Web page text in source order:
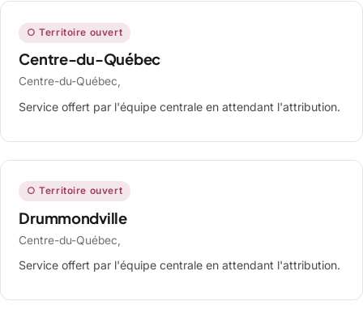
○ Territoire ouvert
Centre-du-Québec
Centre-du-Québec,
Service offert par l'équipe centrale en attendant l'attribution.
○ Territoire ouvert
Drummondville
Centre-du-Québec,
Service offert par l'équipe centrale en attendant l'attribution.